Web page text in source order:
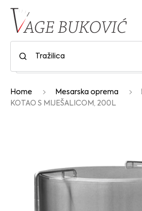
Home Mesarska oprema
KOTAO S MIJEŠALICOM, 200L